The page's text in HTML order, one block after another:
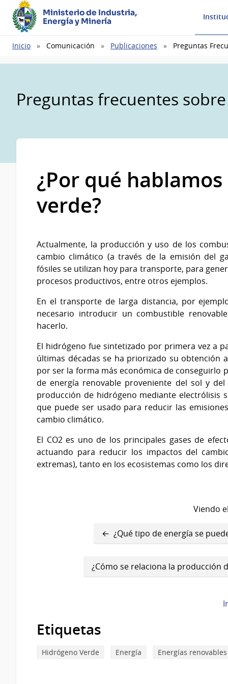
Ministerio de Industria,
Energía y Minería
Ruta
Inicio Comunicación Publicaciones Preguntas
Preguntas frecuentes
¿Por qué
verde?
Actualmente, la producción y uso de los
cambio climático (a través de la emisión del
fósiles se utilizan hoy para transporte, para
procesos productivos, entre otros ejemplos.
En el transporte de larga distancia, por
necesario introducir un combustible
hacerlo.
El hidrógeno fue sintetizado por primera vez a
últimas décadas se ha priorizado su obtención
por ser la forma más económica de conseguirlo
de energía renovable proveniente del sol y
producción de hidrógeno mediante electrólisis
que puede ser usado para reducir las
cambio climático.
El CO2 es uno de los principales gases de
actuando para reducir los impactos del
extremas), tanto en los ecosistemas como los
Viendo
transversales
¿Por
qué
hablamos
¿Qué tipo de energía se
¿Cómo se relaciona la producción
Etiquetas
Hidrógeno Verde Energía Energías renovables